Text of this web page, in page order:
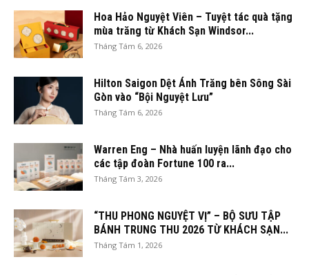
Hoa Hảo Nguyệt Viên – Tuyệt tác quà tặng
mùa trăng từ Khách Sạn Windsor...
Tháng Tám 6, 2026
Hilton Saigon Dệt Ánh Trăng bên Sông Sài
Gòn vào “Bội Nguyệt Lưu”
Tháng Tám 6, 2026
Warren Eng – Nhà huấn luyện lãnh đạo cho
các tập đoàn Fortune 100 ra...
Tháng Tám 3, 2026
“THU PHONG NGUYỆT VỊ” – BỘ SƯU TẬP
BÁNH TRUNG THU 2026 TỪ KHÁCH SẠN...
Tháng Tám 1, 2026